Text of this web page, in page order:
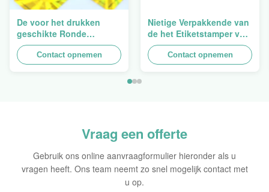
De voor het drukken
geschikte Ronde
Verpakkende
Holografische
Zelfklevende Bladen van
Contact opnemen
Nietige Verpakkende van
de het Etiketstamper van
de Hologramveiligheid
Duidelijke het
Hologramsticker Logo
Contact opnemen
Vraag een offerte
Gebruik ons online aanvraagformulier hieronder als u
vragen heeft. Ons team neemt zo snel mogelijk contact met
u op.